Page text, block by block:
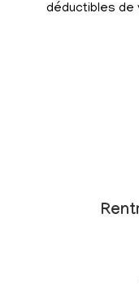
déductibles de